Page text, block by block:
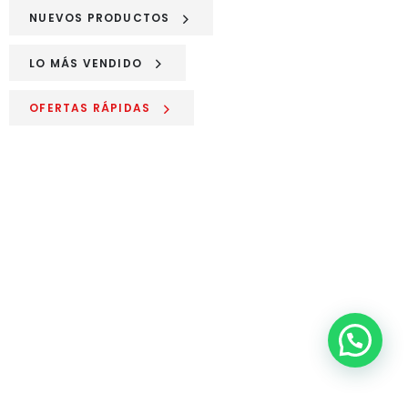
NUEVOS PRODUCTOS
LO MÁS VENDIDO
OFERTAS RÁPIDAS